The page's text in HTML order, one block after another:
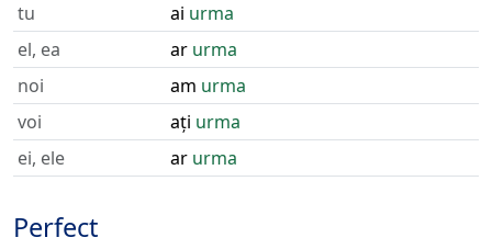
tu
ai urma
el, ea
ar urma
noi
am urma
voi
ați urma
ei, ele
ar urma
Perfect